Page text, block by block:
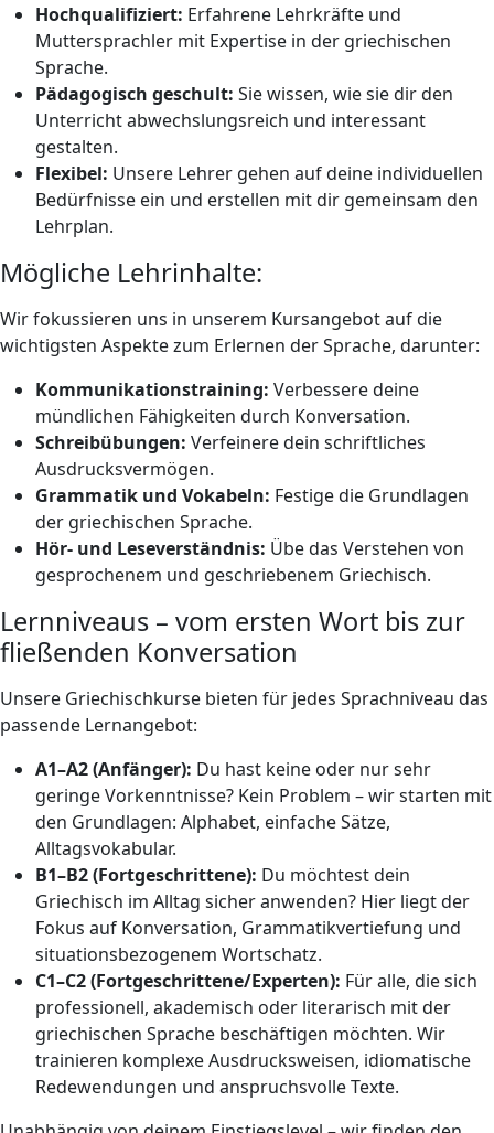
Hochqualifiziert: Erfahrene Lehrkräfte und
Muttersprachler mit Expertise in der griechischen
Sprache.
Pädagogisch geschult: Sie wissen, wie sie dir den
Unterricht abwechslungsreich und interessant
gestalten.
Flexibel: Unsere Lehrer gehen auf deine individuellen
Bedürfnisse ein und erstellen mit dir gemeinsam den
Lehrplan.
Mögliche Lehrinhalte:
Wir fokussieren uns in unserem Kursangebot auf die
wichtigsten Aspekte zum Erlernen der Sprache, darunter:
Kommunikationstraining: Verbessere deine
mündlichen Fähigkeiten durch Konversation.
Schreibübungen: Verfeinere dein schriftliches
Ausdrucksvermögen.
Grammatik und Vokabeln: Festige die Grundlagen
der griechischen Sprache.
Hör- und Leseverständnis: Übe das Verstehen von
gesprochenem und geschriebenem Griechisch.
Lernniveaus – vom ersten Wort bis zur
fließenden Konversation
Unsere Griechischkurse bieten für jedes Sprachniveau das
passende Lernangebot:
A1–A2 (Anfänger): Du hast keine oder nur sehr
geringe Vorkenntnisse? Kein Problem – wir starten mit
den Grundlagen: Alphabet, einfache Sätze,
Alltagsvokabular.
B1–B2 (Fortgeschrittene): Du möchtest dein
Griechisch im Alltag sicher anwenden? Hier liegt der
Fokus auf Konversation, Grammatikvertiefung und
situationsbezogenem Wortschatz.
C1–C2 (Fortgeschrittene/Experten): Für alle, die sich
professionell, akademisch oder literarisch mit der
griechischen Sprache beschäftigen möchten. Wir
trainieren komplexe Ausdrucksweisen, idiomatische
Redewendungen und anspruchsvolle Texte.